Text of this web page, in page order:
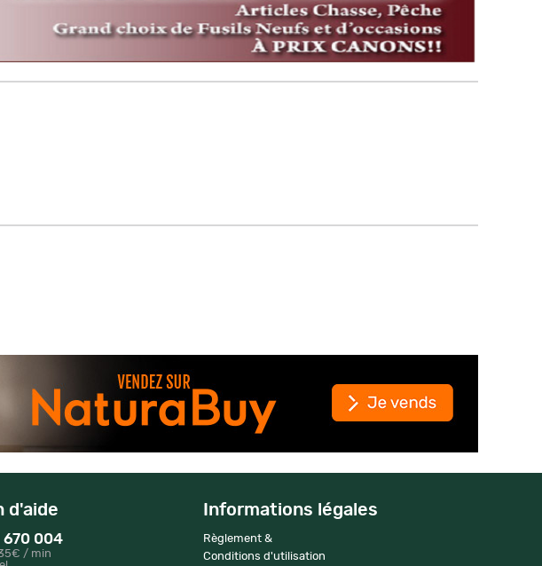
d'aide
670 004
/ min
Informations légales
Règlement &
Conditions d'utilisation